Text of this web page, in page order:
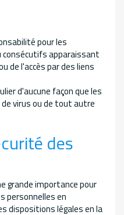
pour les
consécutifs apparaissant
de l'accès par des liens
d'aucune façon que les
virus ou de tout autre
des
grande importance pour
personnelles en
dispositions légales en la